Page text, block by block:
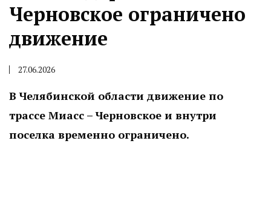
Черновское ограничено
движение
27.06.2026
В Челябинской области движение по
трассе Миасс – Черновское и внутри
поселка временно ограничено.